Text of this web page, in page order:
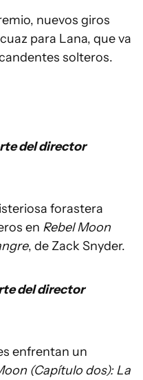
nuevos giros
para Lana, que va
solteros.
del director
forastera
en Rebel Moon
, de Zack Snyder.
del director
enfrentan un
(Capítulo dos): La